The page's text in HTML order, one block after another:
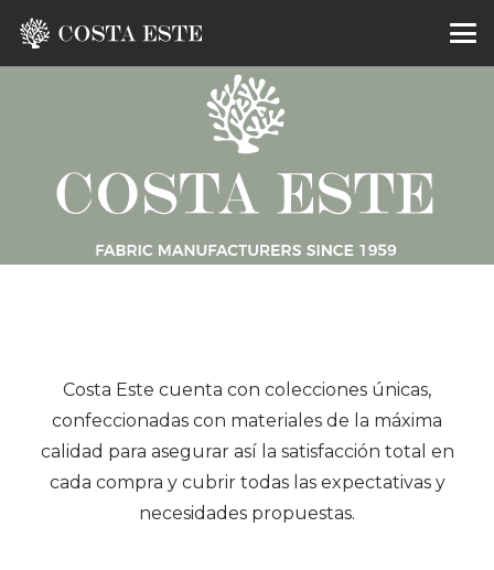
Costa Este cuenta con colecciones únicas,
confeccionadas con materiales de la máxima
calidad para asegurar así la satisfacción total en
cada compra y cubrir todas las expectativas y
necesidades propuestas.